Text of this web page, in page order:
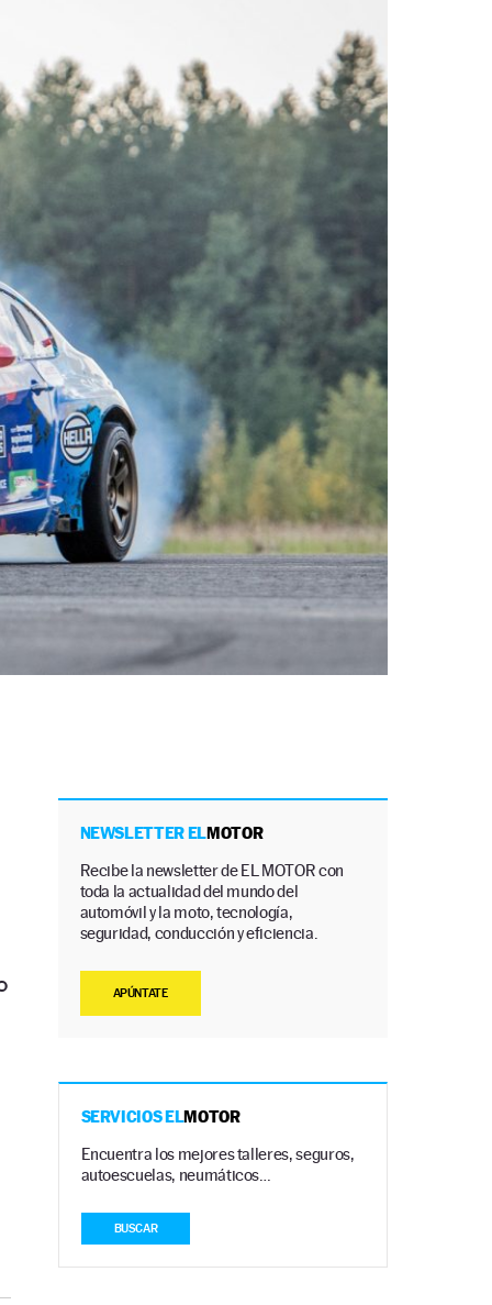
NEWSLETTER ELMOTOR
Recibe la newsletter de EL MOTOR con
toda la actualidad del mundo del
automóvil y la moto, tecnología,
seguridad, conducción y eficiencia.
APÚNTATE
SERVICIOS ELMOTOR
Encuentra los mejores talleres, seguros,
autoescuelas, neumáticos…
BUSCAR